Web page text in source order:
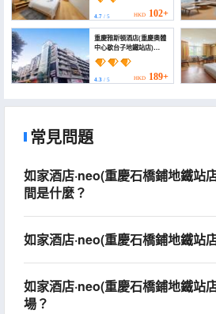
Hotel (Chongqing
Olympic Sports Center
Subway Xietaizi))
4.7 / 5 HKD 102+
重慶雅斯頓酒店(重慶奧體
中心歇台子地鐵站店)
(yasidun Hotel)
4.3 / 5 HKD 189+
常見問題
如家酒店·neo(重慶石橋鋪地鐵站
間是什麼？
如家酒店·neo(重慶石橋鋪地鐵站
如家酒店·neo(重慶石橋鋪地鐵站
場？